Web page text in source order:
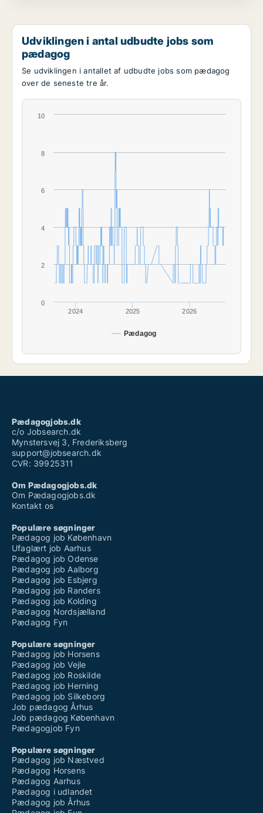
Udviklingen i antal udbudte jobs som
pædagog
Se udviklingen i antallet af udbudte jobs som pædagog
over de seneste tre år.
Pædagog
2024 2025 2026
0
2
4
6
8
10
Pædagogjobs.dk
c/o Jobsearch.dk
Mynstersvej 3, Frederiksberg
support@jobsearch.dk
CVR: 39925311
Om Pædagogjobs.dk
Om Pædagogjobs.dk
Kontakt os
Populære søgninger
Pædagog job København
Ufaglært job Aarhus
Pædagog job Odense
Pædagog job Aalborg
Pædagog job Esbjerg
Pædagog job Randers
Pædagog job Kolding
Pædagog Nordsjælland
Pædagog Fyn
Populære søgninger
Pædagog job Horsens
Pædagog job Vejle
Pædagog job Roskilde
Pædagog job Herning
Pædagog job Silkeborg
Job pædagog Århus
Job pædagog København
Pædagogjob Fyn
Populære søgninger
Pædagog job Næstved
Pædagog Horsens
Pædagog Aarhus
Pædagog i udlandet
Pædagog job Århus